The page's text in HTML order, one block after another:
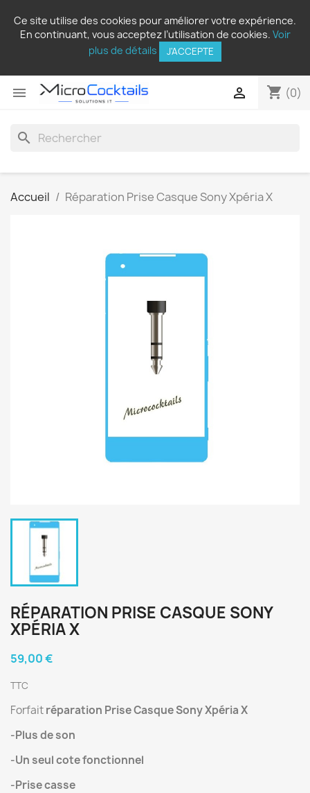
Ce site utilise des cookies pour améliorer votre expérience.
En continuant, vous acceptez l’utilisation de cookies. Voir
plus de détails
J'ACCEPTE
 shopping_cart (0)

search
Accueil Réparation Prise Casque Sony Xpéria X
RÉPARATION PRISE CASQUE SONY
XPÉRIA X
59,00 €
TTC
Forfaitréparation Prise Casque Sony Xpéria X
-Plus de son
-Un seul cote fonctionnel
-Prise casse